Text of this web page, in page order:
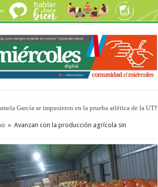
García se impusieron en la prueba atlética de la
» Avanzan con la producción agrícola sin